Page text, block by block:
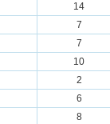
14
7
7
10
2
6
8